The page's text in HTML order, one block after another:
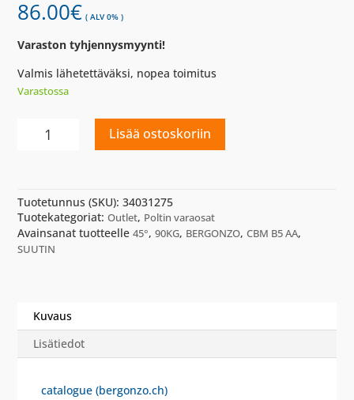
86.00€ ( ALV 0% )
Varaston tyhjennysmyynti!
Valmis lähetettäväksi, nopea toimitus
Varastossa
B5
AA
BERGONZO
määrä
Lisää ostoskoriin
Tuotetunnus (SKU):34031275
Tuotekategoriat:Outlet, Poltin varaosat
Avainsanat tuotteelle45°,90KG, BERGONZO,CBM B5 AA,
SUUTIN
Kuvaus
Lisätiedot
catalogue (bergonzo.ch)